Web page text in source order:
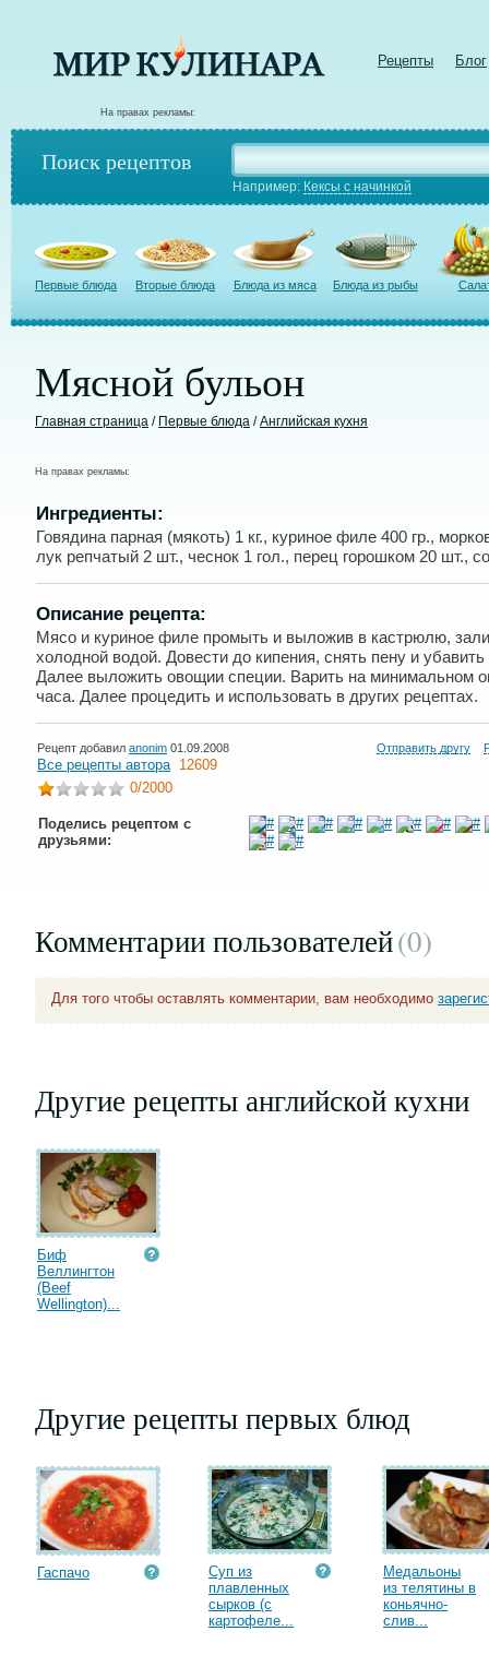
Рецепты Блог
На правах рекламы:
Поиск рецептов
Например: Кексы с начинкой
Первые блюда Вторые блюда Блюда из мяса Блюда из рыбы
Мясной бульон
Главная страница / Первые блюда /Английская кухня
На правах рекламы:
Ингредиенты:
Говядина парная (мякоть) 1 кг., куриное филе 400 гр.,
лук репчатый 2 шт., чеснок 1 гол., перец горошком 20 шт.,
Описание рецепта:
Мясо и куриное филе промыть и выложив в кастрюлю,
холодной водой. Довести до кипения, снять пену и убавить
Далее выложить овощии специи. Варить на минимальном
часа. Далее процедить и использовать в других рецептах.
Рецепт добавил anonim 01.09.2008 Отправить другу
Все рецепты автора 12609
0/2000
Поделись рецептом с
друзьями:
Комментарии пользователей(0)
Для того чтобы оставлять комментарии, вам необходимо
Другие рецепты английской кухни
Биф
Веллингтон
(Beef
Wellington)...
Другие рецепты первых блюд
Гаспачо
Суп из
плавленных
сырков (с
картофеле...
Медальоны
из телятины в
коньячно-
слив...